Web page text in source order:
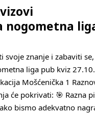
nogometna
svoje znanje i zabaviti
liga pub kviz
Mošćenička 1
će pokrivati: 🎯 Razna
bismo adekvatno